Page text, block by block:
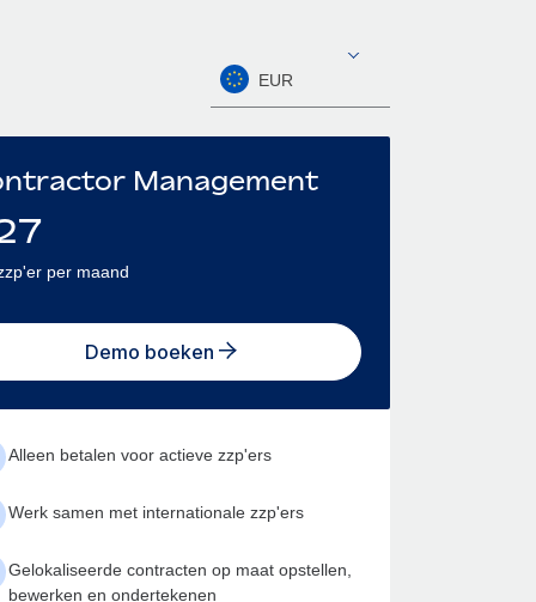
EUR
Management
per maand
Demo boeken
Alleen betalen voor actieve zzp'ers
Werk samen met internationale zzp'ers
Gelokaliseerde contracten op maat opstellen,
bewerken en ondertekenen